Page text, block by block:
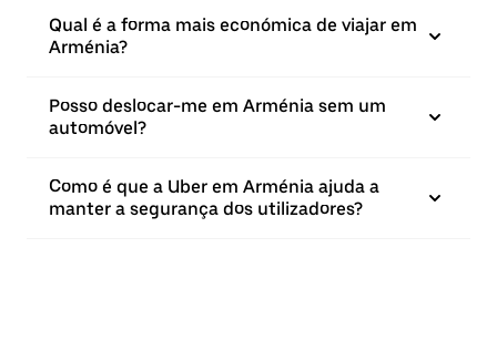
Qual é a forma mais económica de viajar em
Arménia?
Posso deslocar-me em Arménia sem um
automóvel?
Como é que a Uber em Arménia ajuda a
manter a segurança dos utilizadores?